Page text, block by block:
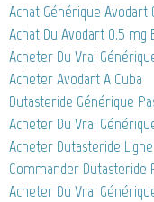
Achat Générique Avodart
Achat Du Avodart 0.5 mg
Acheter Du Vrai
Acheter Avodart A Cuba
Dutasteride Générique
Acheter Du Vrai
Acheter Dutasteride
Commander Dutasteride
Acheter Du Vrai